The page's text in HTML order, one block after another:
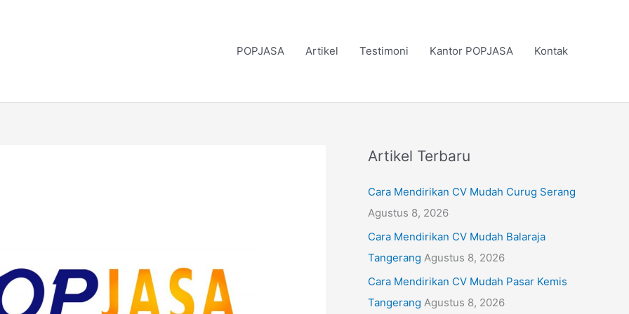
POPJASA Artikel Testimoni Kantor POPJASA Kontak
Artikel Terbaru
Cara Mendirikan CV Mudah Curug Serang
Agustus 8, 2026
Cara Mendirikan CV Mudah Balaraja
Tangerang Agustus 8, 2026
Cara Mendirikan CV Mudah Pasar Kemis
Tangerang Agustus 8, 2026